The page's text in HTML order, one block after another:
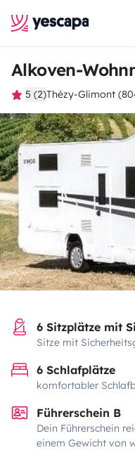
Alkoven-
5 (2)Thézy-Glimont
6 Sitzplätze mit
Sitze mit
6 Schlafplätze
komfortabler
Führerschein B
Dein Führerschein
einem Gewicht von